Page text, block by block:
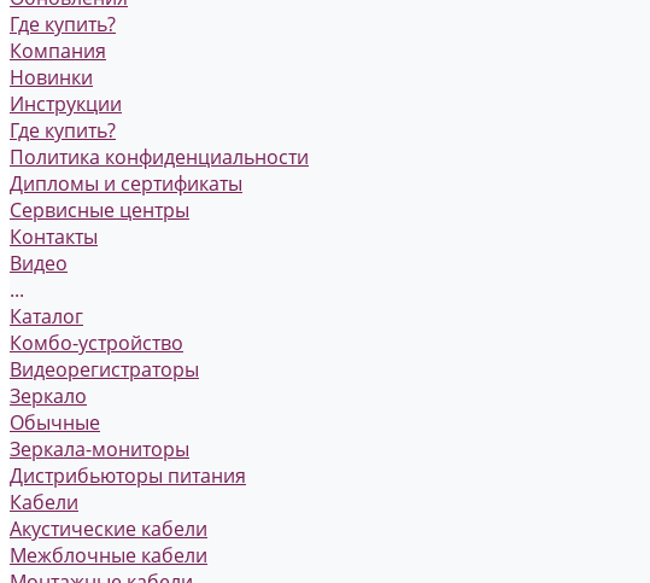
Где купить?
Компания
Новинки
Инструкции
Где купить?
Политика конфиденциальности
Дипломы и сертификаты
Сервисные центры
Контакты
Видео
...
Каталог
Комбо-устройство
Видеорегистраторы
Зеркало
Обычные
Зеркала-мониторы
Дистрибьюторы питания
Кабели
Акустические кабели
Межблочные кабели